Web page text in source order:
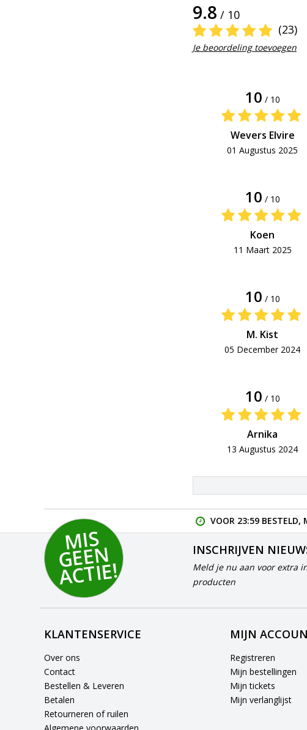
9.8 / 10
(23)
Je beoordeling toevoegen
10 / 10
Wevers Elvire
01 Augustus 2025
10 / 10
Koen
11 Maart 2025
10 / 10
M. Kist
05 December 2024
10 / 10
Arnika
13 Augustus 2024
VOOR 23:59 BESTELD,
MI
S
G
E
E
N
A
C
TI
E!
INSCHRIJVEN
Meld je nu aan voor extra
producten
KLANTENSERVICE
Over ons
Contact
Bestellen & Leveren
Betalen
Retourneren of ruilen
Algemene voorwaarden
MIJN
Registreren
Mijn bestellingen
Mijn tickets
Mijn verlanglijst